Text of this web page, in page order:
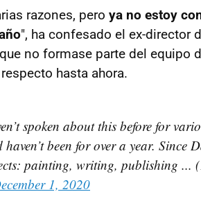
razones, pero ya no estoy
", ha confesado el ex-director
no formase parte del equipo
hasta ahora.
spoken about this before for
been for over a year. Since
painting, writing, publishing ...
1, 2020